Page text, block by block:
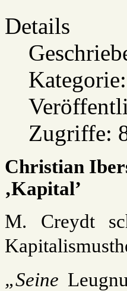
Details
Kategorie:
Zugriffe:
Christian
‚Kapital’
M. Creydt
„Seine